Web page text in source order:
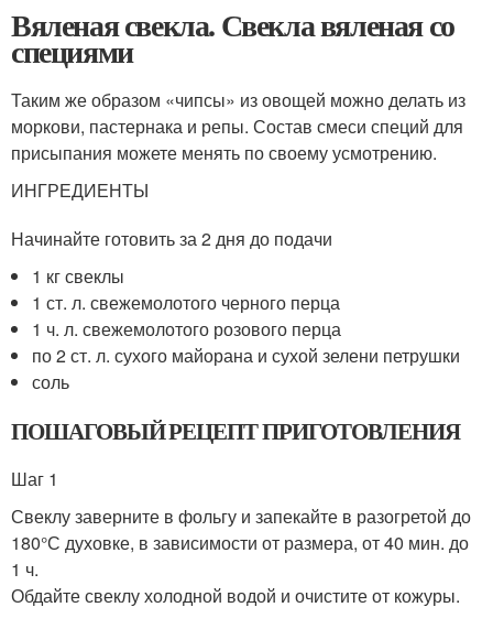
Вяленая свекла. Свекла вяленая со
специями
Таким же образом «чипсы» из овощей можно делать из
моркови, пастернака и репы. Состав смеси специй для
присыпания можете менять по своему усмотрению.
ИНГРЕДИЕНТЫ
Начинайте готовить за 2 дня до подачи
1 кг свеклы
1 ст. л. свежемолотого черного перца
1 ч. л. свежемолотого розового перца
по 2 ст. л. сухого майорана и сухой зелени петрушки
соль
ПОШАГОВЫЙ РЕЦЕПТ ПРИГОТОВЛЕНИЯ
Шаг 1
Свеклу заверните в фольгу и запекайте в разогретой до
180°С духовке, в зависимости от размера, от 40 мин. до
1 ч.
Обдайте свеклу холодной водой и очистите от кожуры.